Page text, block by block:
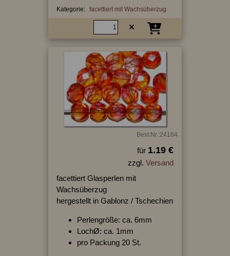
Kategorie: facettiert mit Wachsüberzug
Best.Nr.:24184
für 1.19 €
zzgl. Versand
facettiert Glasperlen mit
Wachsüberzug
hergestellt in Gablonz / Tschechien
Perlengröße: ca. 6mm
LochØ: ca. 1mm
pro Packung 20 St.